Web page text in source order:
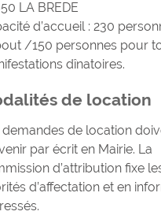
LA BREDE
d’accueil : 230
/150 personnes pour
dînatoires.
de location
demandes de location
par écrit en Mairie. La
d’attribution fixe
d’affectation et en